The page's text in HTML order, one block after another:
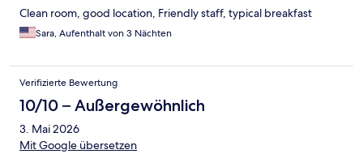
Clean room, good location, Friendly staff, typical breakfast
Sara, Aufenthalt von 3 Nächten
Verifizierte Bewertung
10/10 – Außergewöhnlich
3. Mai 2026
Mit Google übersetzen